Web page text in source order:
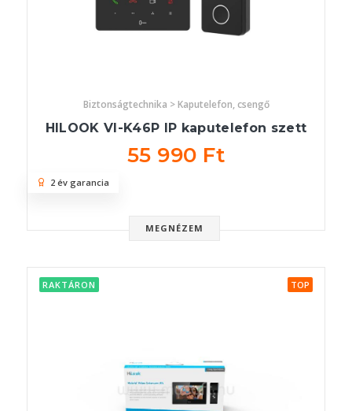
Biztonságtechnika > Kaputelefon, csengő
HILOOK VI-K46P IP kaputelefon szett
55 990 Ft
MEGNÉZEM
2 év garancia
RAKTÁRON TOP